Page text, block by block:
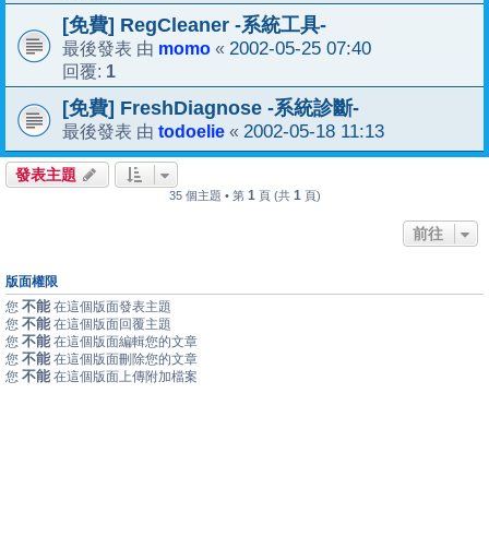
[免費] RegCleaner -系統工具-
最後發表 由 momo « 2002-05-25 07:40
回覆: 1
[免費] FreshDiagnose -系統診斷-
最後發表 由 todoelie « 2002-05-18 11:13
發表主題
35 個主題 • 第 1 頁 (共 1 頁)
前往
版面權限
您 不能 在這個版面發表主題
您 不能 在這個版面回覆主題
您 不能 在這個版面編輯您的文章
您 不能 在這個版面刪除您的文章
您 不能 在這個版面上傳附加檔案